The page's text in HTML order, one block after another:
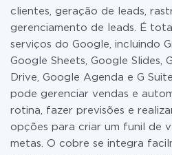
clientes, geração de leads,
gerenciamento de leads. É
serviços do Google, incluindo
Google Sheets, Google Slides,
Drive, Google Agenda e G
pode gerenciar vendas e
rotina, fazer previsões e
opções para criar um funil de
metas. O cobre se integra